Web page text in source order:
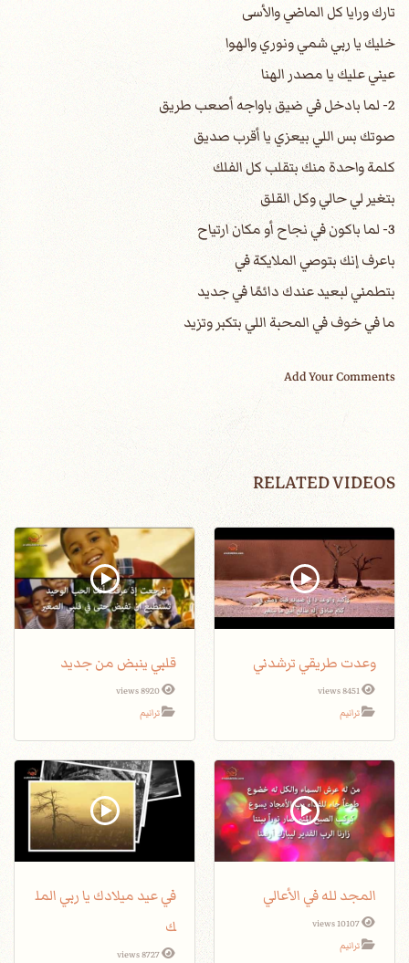
تارك ورايا كل الماضي والأسى
خليك يا ربي شمي ونوري والهوا
عيني عليك يا مصدر الهنا
2- لما بادخل في ضيق باواجه أصعب طريق
صوتك بس اللي بيعزي يا أقرب صديق
كلمة واحدة منك بتقلب كل الفلك
بتغير لي حالي وكل القلق
3- لما باكون في نجاح أو مكان ارتياح
باعرف إنك بتوصي الملايكة في
بتطمني لبعيد عندك دائمًا في جديد
ما في خوف في المحبة اللي بتكبر وتزيد
Add Your Comments
RELATED VIDEOS
وعدت طريقي ترشدني
8451 views
ترانيم
قلبي ينبض من جديد
8920 views
ترانيم
المجد لله في الأعالي
10107 views
ترانيم
في عيد ميلادك يا ربي المل
ك
8727 views